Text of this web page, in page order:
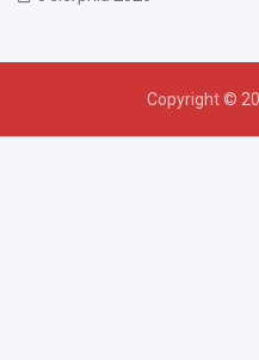
Copyright ©